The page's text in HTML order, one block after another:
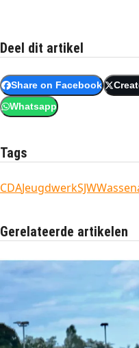
Deel dit artikel
Share on Facebook
Whatsapp
Tags
CDAJeugdwerkSJW
Gerelateerde artikelen